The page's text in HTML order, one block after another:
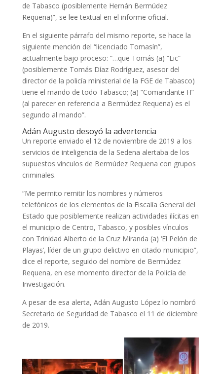
de Tabasco (posiblemente Hernán Bermúdez
Requena)”, se lee textual en el informe oficial.
En el siguiente párrafo del mismo reporte, se hace la
siguiente mención del “licenciado Tomasín”,
actualmente bajo proceso: “…que Tomás (a) “Lic”
(posiblemente Tomás Díaz Rodríguez, asesor del
director de la policía ministerial de la FGE de Tabasco)
tiene el mando de todo Tabasco; (a) “Comandante H”
(al parecer en referencia a Bermúdez Requena) es el
segundo al mando”.
Adán Augusto desoyó la advertencia
Un reporte enviado el 12 de noviembre de 2019 a los
servicios de inteligencia de la Sedena alertaba de los
supuestos vínculos de Bermúdez Requena con grupos
criminales.
“Me permito remitir los nombres y números
telefónicos de los elementos de la Fiscalía General del
Estado que posiblemente realizan actividades ilícitas en
el municipio de Centro, Tabasco, y posibles vínculos
con Trinidad Alberto de la Cruz Miranda (a) ‘El Pelón de
Playas’, líder de un grupo delictivo en citado municipio”,
dice el reporte, seguido del nombre de Bermúdez
Requena, en ese momento director de la Policía de
Investigación.
A pesar de esa alerta, Adán Augusto López lo nombró
Secretario de Seguridad de Tabasco el 11 de diciembre
de 2019.